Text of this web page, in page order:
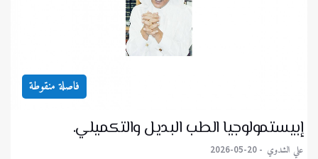
فاصلة منقوطة
إبيستمولوجيا الطب البديل والتكميلي.
علي الشدوي 2026-05-20